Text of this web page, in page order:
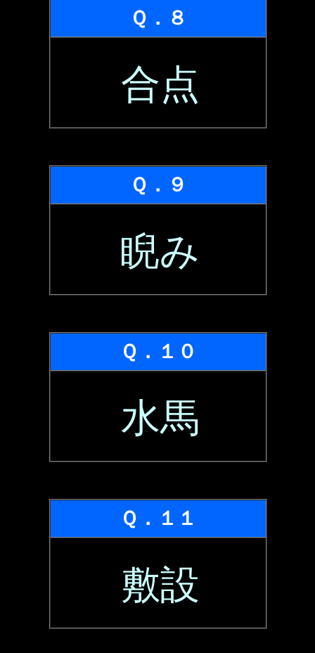
Ｑ．８
合点
Ｑ．９
睨み
Ｑ．１０
水馬
Ｑ．１１
敷設